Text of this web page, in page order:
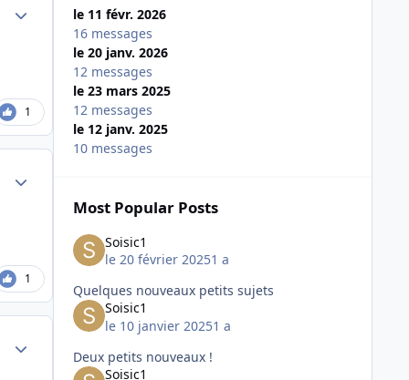
Author stats
1
1
le 11 févr. 2026
16 messages
le 20 janv. 2026
12 messages
le 23 mars 2025
12 messages
le 12 janv. 2025
10 messages
Most Popular Posts
Soisic1
le 20 février 20251 a
Quelques nouveaux petits sujets
Soisic1
le 10 janvier 20251 a
Soisic1